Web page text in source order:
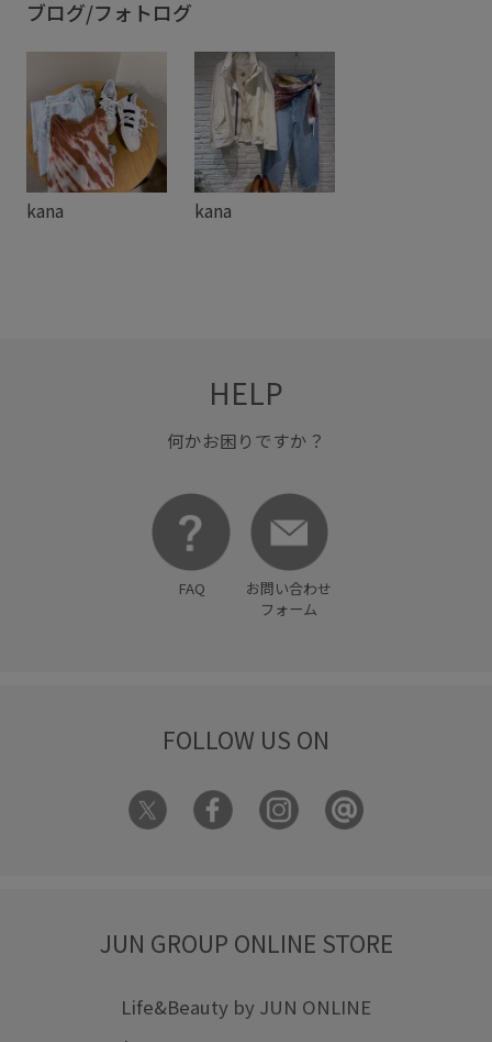
ブログ/フォトログ
kana kana
HELP
何かお困りですか？
FAQ
お問い合わせ
フォーム
FOLLOW US ON
JUN GROUP ONLINE STORE
Life&Beauty by JUN ONLINE